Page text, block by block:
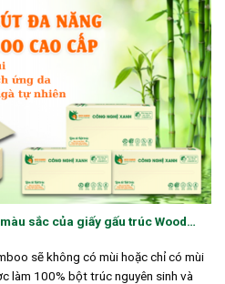
sắc của giấy gấu trúc Wood
sẽ không có mùi hoặc chỉ có mùi
làm 100% bột trúc nguyên sinh và